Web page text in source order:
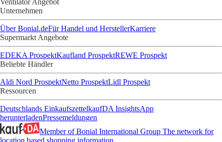
Ventilator Angebot
Unternehmen
Über Bonial.deFür Handel und HerstellerKarriere
Supermarkt Angebote
EDEKA ProspektKaufland ProspektREWE Prospekt
Beliebte Händler
Aldi Nord ProspektNetto ProspektLidl Prospekt
Ressourcen
Deutschlands EinkaufszettelkaufDA InsightsApp
herunterladenPressemeldungen
Member of Bonial International Group The network for